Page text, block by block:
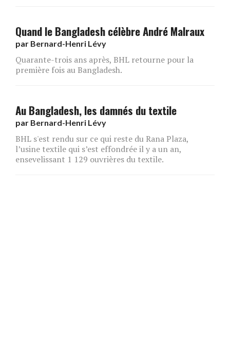
Quand le Bangladesh célèbre André Malraux
par Bernard-Henri Lévy
Quarante-trois ans après, BHL retourne pour la
première fois au Bangladesh.
Au Bangladesh, les damnés du textile
par Bernard-Henri Lévy
BHL s'est rendu sur ce qui reste du Rana Plaza,
l’usine textile qui s’est effondrée il y a un an,
ensevelissant 1 129 ouvrières du textile.